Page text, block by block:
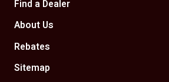
Find a Dealer
About Us
Rebates
Sitemap